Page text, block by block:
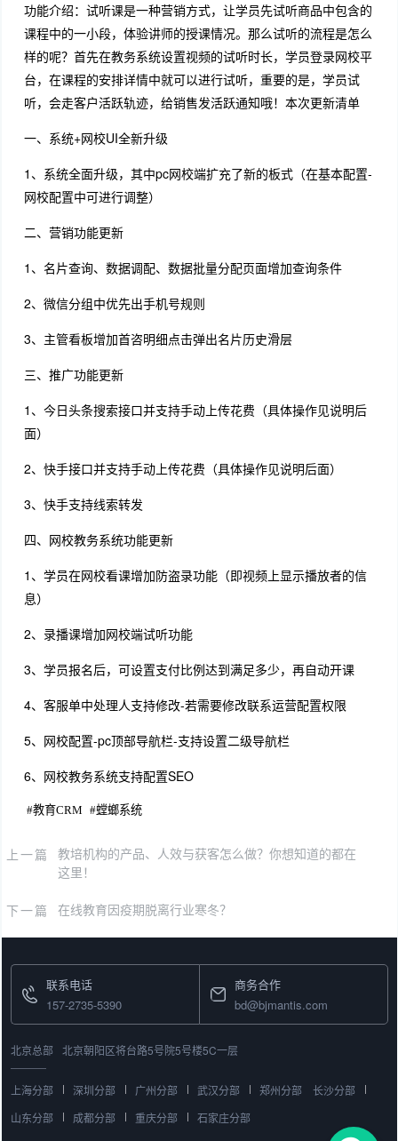
功能介绍：试听课是一种营销方式，让学员先试听商品中包含的
课程中的一小段，体验讲师的授课情况。那么试听的流程是怎么
样的呢？首先在教务系统设置视频的试听时长，学员登录网校平
台，在课程的安排详情中就可以进行试听，重要的是，学员试
听，会走客户活跃轨迹，给销售发活跃通知哦！本次更新清单
一、系统+网校UI全新升级
1、系统全面升级，其中pc网校端扩充了新的板式（在基本配置-
网校配置中可进行调整）
二、营销功能更新
1、名片查询、数据调配、数据批量分配页面增加查询条件
2、微信分组中优先出手机号规则
3、主管看板增加首咨明细点击弹出名片历史滑层
三、推广功能更新
1、今日头条搜索接口并支持手动上传花费（具体操作见说明后
面）
2、快手接口并支持手动上传花费（具体操作见说明后面）
3、快手支持线索转发
四、网校教务系统功能更新
1、学员在网校看课增加防盗录功能（即视频上显示播放者的信
息）
2、录播课增加网校端试听功能
3、学员报名后，可设置支付比例达到满足多少，再自动开课
4、客服单中处理人支持修改-若需要修改联系运营配置权限
5、网校配置-pc顶部导航栏-支持设置二级导航栏
6、网校教务系统支持配置SEO
#教育CRM #螳螂系统
上一篇
教培机构的产品、人效与获客怎么做？你想知道的都在
这里！
下一篇 在线教育因疫期脱离行业寒冬？
联系电话
157-2735-5390
商务合作
bd@bjmantis.com
北京总部 北京朝阳区将台路5号院5号楼5C一层
上海分部 深圳分部 广州分部 武汉分部 郑州分部
长沙分部
山东分部
成都分部 重庆分部 石家庄分部